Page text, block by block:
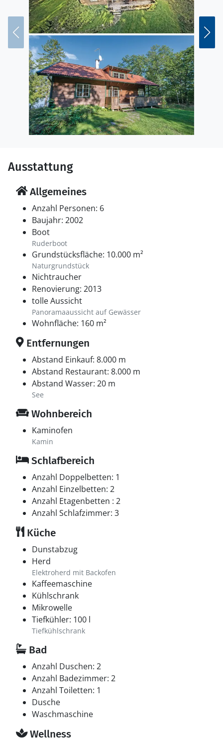
Ausstattung
Allgemeines
Anzahl Personen: 6
Baujahr: 2002
Boot
Ruderboot
Grundstücksfläche: 10.000 m²
Naturgrundstück
Nichtraucher
Renovierung: 2013
tolle Aussicht
Panoramaaussicht auf Gewässer
Wohnfläche: 160 m²
Entfernungen
Abstand Einkauf: 8.000 m
Abstand Restaurant: 8.000 m
Abstand Wasser: 20 m
See
Wohnbereich
Kaminofen
Kamin
Schlafbereich
Anzahl Doppelbetten: 1
Anzahl Einzelbetten: 2
Anzahl Etagenbetten : 2
Anzahl Schlafzimmer: 3
Küche
Dunstabzug
Herd
Elektroherd mit Backofen
Kaffeemaschine
Kühlschrank
Mikrowelle
Tiefkühler: 100 l
Tiefkühlschrank
Bad
Anzahl Duschen: 2
Anzahl Badezimmer: 2
Anzahl Toiletten: 1
Dusche
Waschmaschine
Wellness